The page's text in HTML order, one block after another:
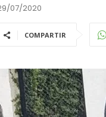
07/2020
COMPARTIR